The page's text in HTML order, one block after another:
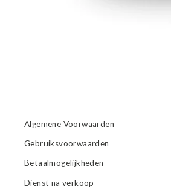
Algemene Voorwaarden
Gebruiksvoorwaarden
Betaalmogelijkheden
Dienst na verkoop